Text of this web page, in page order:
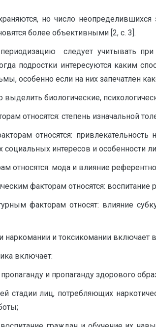
но число
более объективными [2, с. 3].
следует учитывать
подростки интересуются каким
особенно если на них запечатлен
биологические,
относятся: степень изначальной
относятся:
социальных интересов и особенности
относятся: мода и влияние
факторам относятся:
факторам относят: влияние
наркомании и токсикомании включает
включает:
и пропаганду здорового
стадии лиц, потребляющих